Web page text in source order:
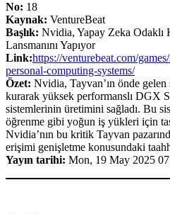
No: 18
Kaynak: VentureBeat
Başlık: Nvidia, Yapay Zeka Odaklı
Lansmanını Yapıyor
Link:https://venturebeat.com/
personal-computing-systems/
Özet: Nvidia, Tayvan’ın önde
kurarak yüksek performanslı DGX
sistemlerinin üretimini sağladı. Bu
öğrenme gibi yoğun iş yükleri için
Nvidia’nın bu kritik Tayvan
erişimi genişletme konusundaki
Yayın tarihi: Mon, 19 May 2025